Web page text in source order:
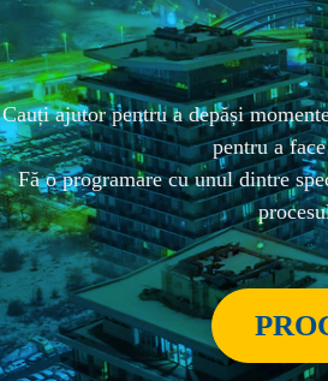
Cauți ajutor pentru a depăși
pentru a
  Fă o programare cu unul dintre specialiștii noștri în psihoterapie și consiliere sau coaching și începe